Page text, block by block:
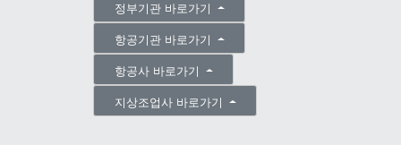
정부기관 바로가기
항공기관 바로가기
항공사 바로가기
지상조업사 바로가기